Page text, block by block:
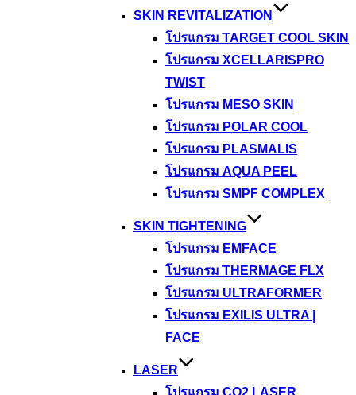
SKIN REVITALIZATION
โปรแกรม TARGET COOL SKIN
โปรแกรม XCELLARISPRO
TWIST
โปรแกรม MESO SKIN
โปรแกรม POLAR COOL
โปรแกรม PLASMALIS
โปรแกรม AQUA PEEL
โปรแกรม SMPF COMPLEX
SKIN TIGHTENING
โปรแกรม EMFACE
โปรแกรม THERMAGE FLX
โปรแกรม ULTRAFORMER
โปรแกรม EXILIS ULTRA |
FACE
LASER